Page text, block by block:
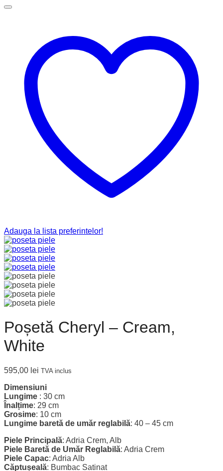
Adauga la lista preferintelor!
Poșetă Cheryl – Cream,
White
595,00 lei TVA inclus
Dimensiuni
Lungime : 30 cm
Înalțime: 29 cm
Grosime: 10 cm
Lungime baretă de umăr reglabilă: 40 – 45 cm
Piele Principală: Adria Crem, Alb
Piele Baretă de Umăr Reglabilă: Adria Crem
Piele Capac: Adria Alb
Căptușeală: Bumbac Satinat